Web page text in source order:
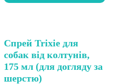
Спрей Trixie для
собак від колтунів,
175 мл (для догляду за
шерстю)